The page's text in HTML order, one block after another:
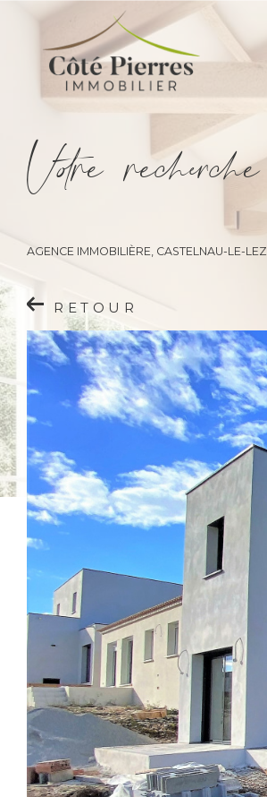
Vore recece
AGENCE IMMOBILIÈRE, CASTELNAU-LE-LEZ
RETOUR